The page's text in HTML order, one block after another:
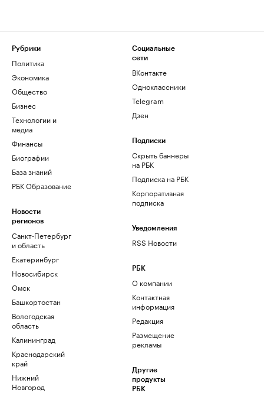
Рубрики
Политика
Экономика
Общество
Бизнес
Технологии и
медиа
Финансы
Биографии
База знаний
РБК Образование
Новости
регионов
Санкт-Петербург
и область
Екатеринбург
Новосибирск
Омск
Башкортостан
Вологодская
область
Калининград
Краснодарский
край
Нижний
Новгород
Социальные
сети
ВКонтакте
Одноклассники
Telegram
Дзен
Подписки
Скрыть баннеры
на РБК
Подписка на РБК
Корпоративная
подписка
Уведомления
RSS Новости
РБК
О компании
Контактная
информация
Редакция
Размещение
рекламы
Другие
продукты
РБК